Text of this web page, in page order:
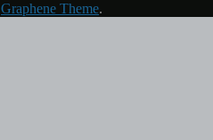
Graphene Theme.